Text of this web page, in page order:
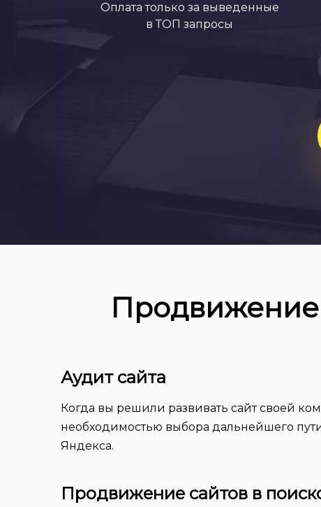
Оплата только за выведенные
в ТОП запросы
Продвижение
Аудит сайта
Когда вы решили развивать сайт своей
необходимостью выбора дальнейшего
Яндекса.
Продвижение сайтов в